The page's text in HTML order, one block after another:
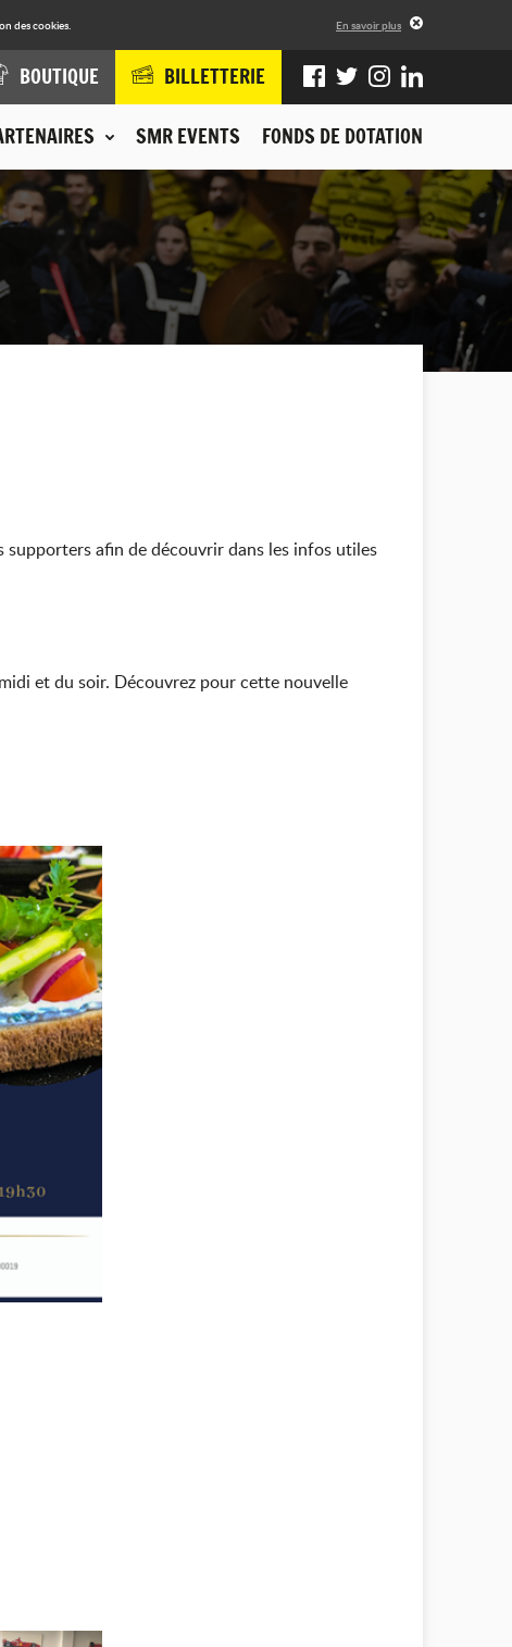
des cookies. En savoir plus
SMR EVENTS FONDS DE DOTATION
BOUTIQUE BILLETTERIE
supporters afin de découvrir dans les infos utiles
et du soir. Découvrez pour cette nouvelle